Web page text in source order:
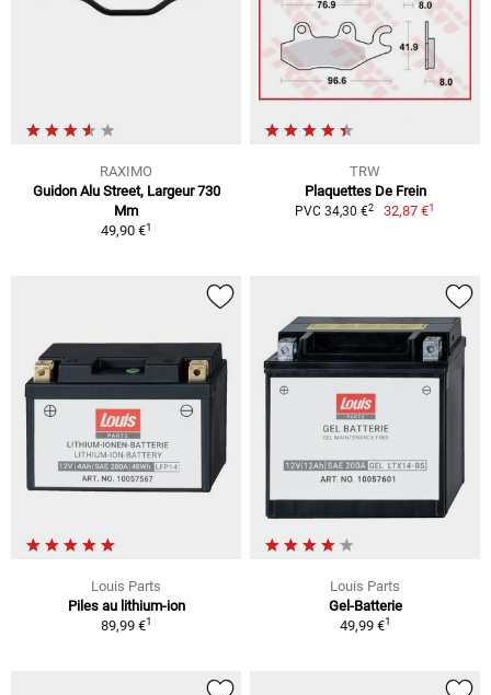
RAXIMO
Guidon Alu Street, Largeur 730
Mm
49,90 €1
TRW
Plaquettes De Frein
PVC 34,30 €2 32,87 €1
Louis Parts
Piles au lithium-ion
89,99 €1
Louis Parts
Gel-Batterie
49,99 €1